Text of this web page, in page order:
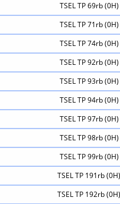
TSEL TP 69rb (0H)
TSEL TP 71rb (0H)
TSEL TP 74rb (0H)
TSEL TP 92rb (0H)
TSEL TP 93rb (0H)
TSEL TP 94rb (0H)
TSEL TP 97rb (0H)
TSEL TP 98rb (0H)
TSEL TP 99rb (0H)
TSEL TP 191rb (0H)
TSEL TP 192rb (0H)